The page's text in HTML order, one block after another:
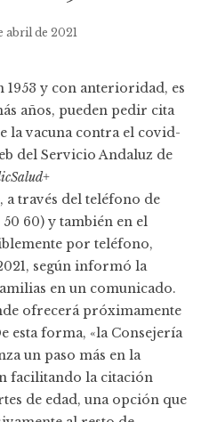
abril de 2021
1953 y con anterioridad, es
años, pueden pedir cita
la vacuna contra el covid-
del Servicio Andaluz de
a través del teléfono de
50 60) y también en el
por teléfono,
según informó la
en un comunicado.
ofrecerá próximamente
esta forma, «la Consejería
un paso más en la
facilitando la citación
de edad, una opción que